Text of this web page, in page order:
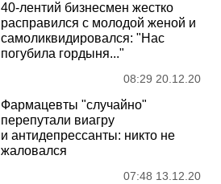
40-лентий бизнесмен жестко
расправился с молодой женой и
самоликвидировался: "Нас
погубила гордыня..."
08:29 20.12.20
Фармацевты "случайно"
перепутали виагру
и антидепрессанты: никто не
жаловался
07:48 13.12.20